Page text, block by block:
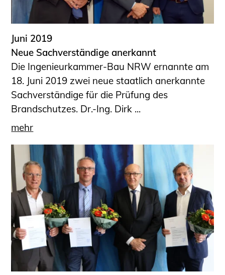
Juni 2019
Neue Sachverständige anerkannt
Die Ingenieurkammer-Bau NRW ernannte am
18. Juni 2019 zwei neue staatlich anerkannte
Sachverständige für die Prüfung des
Brandschutzes. Dr.-Ing. Dirk ...
mehr